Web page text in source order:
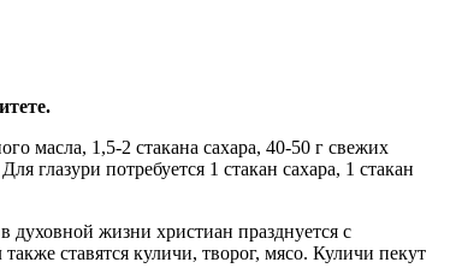
масла, 1,5-2 стакана сахара, 40-50 г свежих
глазури потребуется 1 стакан сахара, 1 стакан
жизни христиан празднуется с
ставятся куличи, творог, мясо. Куличи пекут